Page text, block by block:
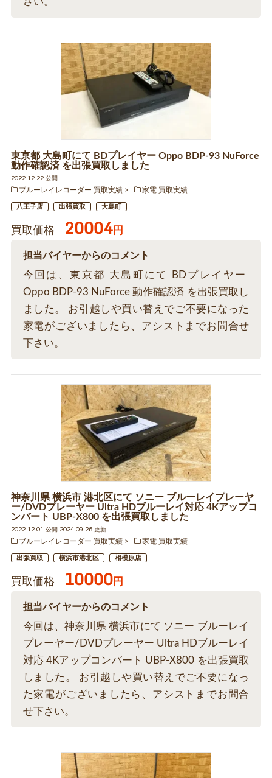
東京都 大島町にて BDプレイヤー Oppo BDP-93 NuForce
動作確認済 を出張買取しました
2022.12.22 公開
ブルーレイレコーダー 買取実績
家電 買取実績
八王子店 出張買取 大島町
買取価格 20004円
担当バイヤーからのコメント
今回は、東京都 大島町にて BDプレイヤー
Oppo BDP-93 NuForce 動作確認済 を出張買取し
ました。 お引越しや買い替えでご不要になった
家電がございましたら、アシストまでお問合せ
下さい。
神奈川県 横浜市 港北区にて ソニー ブルーレイプレーヤ
ー/DVDプレーヤー Ultra HDブルーレイ対応 4Kアップコ
ンバート UBP-X800 を出張買取しました
2022.12.01 公開 2024.09.26 更新
ブルーレイレコーダー 買取実績
家電 買取実績
出張買取 横浜市港北区 相模原店
買取価格 10000円
担当バイヤーからのコメント
今回は、神奈川県 横浜市にて ソニー ブルーレイ
プレーヤー/DVDプレーヤー Ultra HDブルーレイ
対応 4Kアップコンバート UBP-X800 を出張買取
しました。 お引越しや買い替えでご不要になっ
た家電がございましたら、アシストまでお問合
せ下さい。